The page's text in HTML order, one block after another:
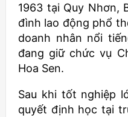
1963 tại Quy Nhơn,
đình lao động phổ
doanh nhân nổi
đang giữ chức vụ
Hoa Sen.
Sau khi tốt nghiệp
quyết định học tại